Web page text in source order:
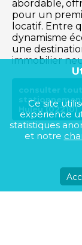
abordable,
pour un
locatif. Entre
dynamisme
une
immobilier
consulter
Huleu (02210)
Ce site
expérience
statistiques
et notre